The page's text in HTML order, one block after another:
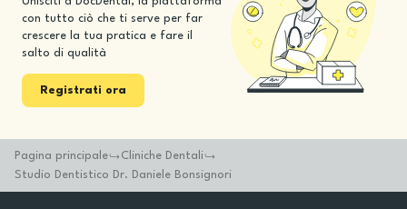
con tutto ciò che ti serve per far
crescere la tua pratica e fare il
salto di qualità
Registrati ora
Pagina principale
Cliniche Dentali
Studio Dentistico Dr. Daniele Bonsignori